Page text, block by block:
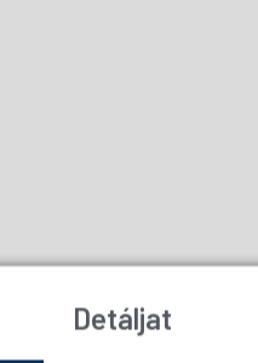
Detáljat